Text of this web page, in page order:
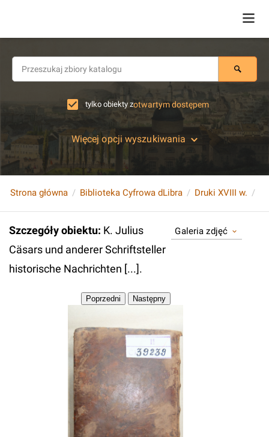
tylko obiekty zotwartym dostępem
Więcej opcji wyszukiwania
Strona główna Biblioteka Cyfrowa dLibra Druki XVIII w.
Szczegóły obiektu: K. Julius
Cäsars und anderer Schriftsteller
historische Nachrichten [...].
Galeria zdjęć